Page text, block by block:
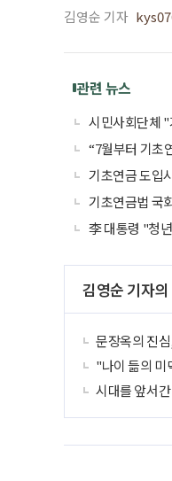
김영순 기자
관련 뉴스
시민사회단체
“7월부터 기초
기초연금 도입
기초연금법 국
李 대통령 "청
김영순 기자
문장옥의 진
"나이 듦의 미
시대를 앞서